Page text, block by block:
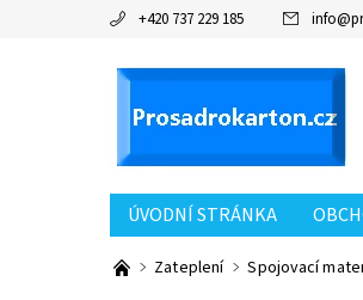
+420 737 229 185 info@
ÚVODNÍ STRÁNKA
KONTAKT
Zateplení Spojovací